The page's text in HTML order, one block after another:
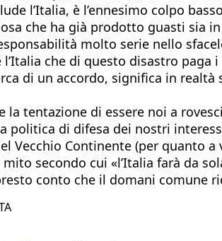
l’Italia, è l’ennesimo colpo
che ha già prodotto guasti sia
molto serie nello
l’Italia che di questo disastro
di un accordo, significa in
la tentazione di essere noi a
politica di difesa dei nostri
Vecchio Continente (per quanto
secondo cui «l’Italia farà da
conto che il domani comune